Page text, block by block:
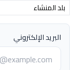
بلد المنشاء
البريد الإلكتروني